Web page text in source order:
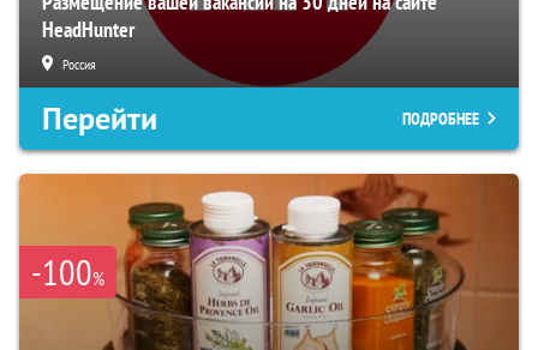
HeadHunter
Россия
Перейти ПОДРОБНЕЕ
-100%